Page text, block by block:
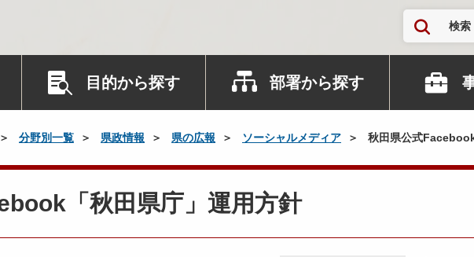
検索
目的から探す 部署から探す
分野別一覧 県政情報 県の広報 ソーシャルメディア 秋田県公式
「秋田県庁」運用方針